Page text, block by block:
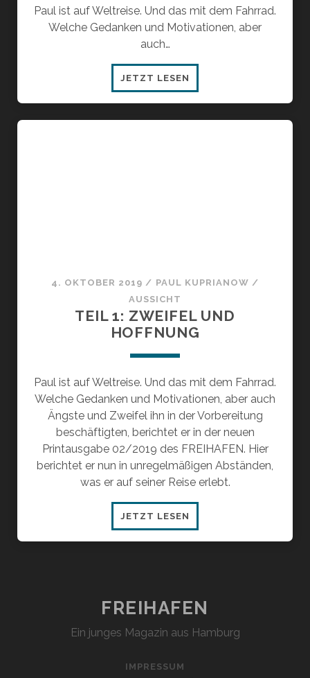
Paul ist auf Weltreise. Und das mit dem Fahrrad.
Welche Gedanken und Motivationen, aber
auch…
JETZT LESEN
2:
4. OKTOBER 2019 / PAUL KUPRIANOW /
AUSSICHT
TEIL 1: ZWEIFEL UND
HOFFNUNG
Paul ist auf Weltreise. Und das mit dem Fahrrad.
Welche Gedanken und Motivationen, aber auch
Ängste und Zweifel ihn in der Vorbereitung
beschäftigten, berichtet er in der neuen
Printausgabe 02/2019 des FREIHAFEN. Hier
berichtet er nun in unregelmäßigen Abständen,
was er auf seiner Reise erlebt.
JETZT LESEN
1:
FREIHAFEN
Ein junges Magazin aus Hamburg
IMPRESSUM